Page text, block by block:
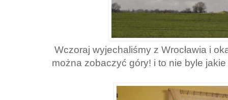
Wczoraj wyjechaliśmy z Wrocławia i
można zobaczyć góry! i to nie byle jakie